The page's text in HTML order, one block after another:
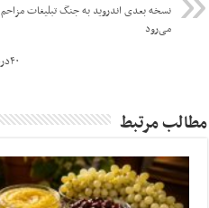
نسخه بعدی اندروید به جنگ تبلیغات مزاحم
می‌رود
مطالب مرتبط